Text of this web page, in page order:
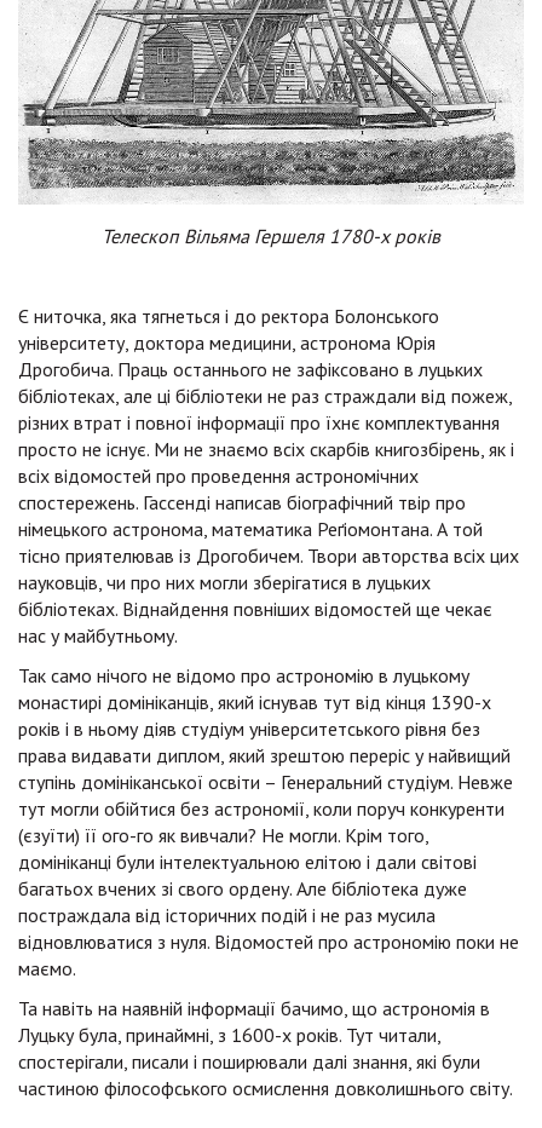
Телескоп Вільяма Гершеля 1780-х років
Є ниточка, яка тягнеться і до ректора Болонського
університету, доктора медицини, астронома Юрія
Дрогобича. Праць останнього не зафіксовано в луцьких
бібліотеках, але ці бібліотеки не раз страждали від пожеж,
різних втрат і повної інформації про їхнє комплектування
просто не існує. Ми не знаємо всіх скарбів книгозбірень, як і
всіх відомостей про проведення астрономічних
спостережень. Гассенді написав біографічний твір про
німецького астронома, математика Реґіомонтана. А той
тісно приятелював із Дрогобичем. Твори авторства всіх цих
науковців, чи про них могли зберігатися в луцьких
бібліотеках. Віднайдення повніших відомостей ще чекає
нас у майбутньому.
Так само нічого не відомо про астрономію в луцькому
монастирі домініканців, який існував тут від кінця 1390-х
років і в ньому діяв студіум університетського рівня без
права видавати диплом, який зрештою переріс у найвищий
ступінь домініканської освіти – Генеральний студіум. Невже
тут могли обійтися без астрономії, коли поруч конкуренти
(єзуїти) її ого-го як вивчали? Не могли. Крім того,
домініканці були інтелектуальною елітою і дали світові
багатьох вчених зі свого ордену. Але бібліотека дуже
постраждала від історичних подій і не раз мусила
відновлюватися з нуля. Відомостей про астрономію поки не
маємо.
Та навіть на наявній інформації бачимо, що астрономія в
Луцьку була, принаймні, з 1600-х років. Тут читали,
спостерігали, писали і поширювали далі знання, які були
частиною філософського осмислення довколишнього світу.